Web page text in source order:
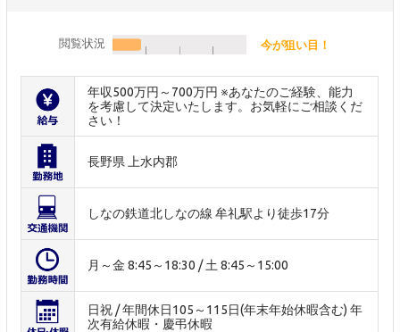
閲覧状況 今が狙い目！
年収500万円～700万円 ※あなたのご経験、能力
を考慮して決定いたします。お気軽にご相談くだ
さい！
長野県 上水内郡
しなの鉄道北しなの線 牟礼駅より徒歩17分
月～金 8:45～18:30 / 土 8:45～15:00
日祝 / 年間休日105～115日(年末年始休暇含む) 年
次有給休暇・慶弔休暇